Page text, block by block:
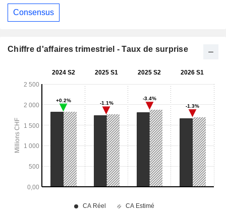
Consensus
Chiffre d'affaires trimestriel - Taux de surprise